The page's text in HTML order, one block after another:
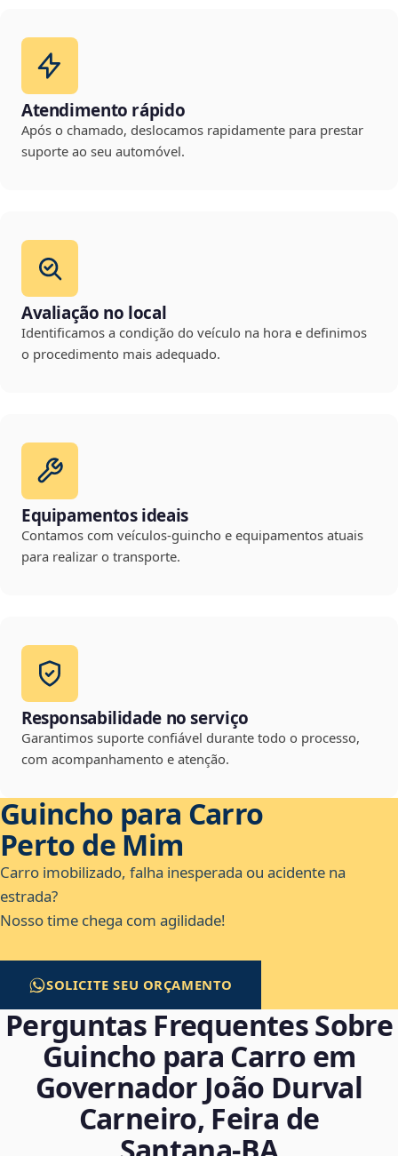
Atendimento rápido
Após o chamado, deslocamos rapidamente para prestar
suporte ao seu automóvel.
Avaliação no local
Identificamos a condição do veículo na hora e definimos
o procedimento mais adequado.
Equipamentos ideais
Contamos com veículos-guincho e equipamentos atuais
para realizar o transporte.
Responsabilidade no serviço
Garantimos suporte confiável durante todo o processo,
com acompanhamento e atenção.
Guincho para Carro
Perto de Mim
Carro imobilizado, falha inesperada ou acidente na
estrada?
Nosso time chega com agilidade!
SOLICITE SEU ORÇAMENTO
Perguntas Frequentes Sobre
Guincho para Carro em
Governador João Durval
Carneiro, Feira de